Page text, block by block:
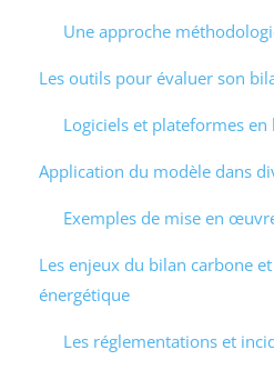
Une approche
Les outils pour évaluer son
Logiciels et plateformes en
Application du modèle dans
Exemples de mise en
Les enjeux du bilan carbone
énergétique
Les réglementations et